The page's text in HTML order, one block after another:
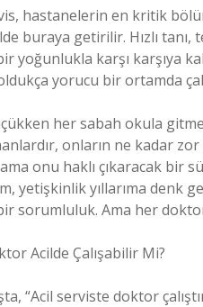
hastanelerin en kritik
buraya getirilir. Hızlı
yoğunlukla karşı karşıya
yorucu bir ortamda
her sabah okula
onların ne kadar zor
onu haklı çıkaracak bir
yetişkinlik yıllarıma denk
sorumluluk. Ama her
Acilde Çalışabilir Mi?
“Acil serviste doktor